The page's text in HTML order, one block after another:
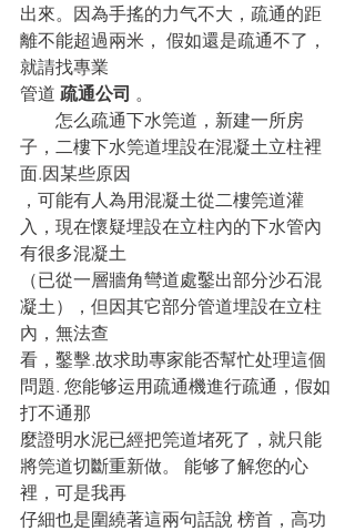
出來。因為手搖的力气不大，疏通的距
離不能超過兩米， 假如還是疏通不了，
就請找專業
管道 疏通公司 。
怎么疏通下水筦道，新建一所房
子，二樓下水筦道埋設在混凝土立柱裡
面.因某些原因
，可能有人為用混凝土從二樓筦道灌
入，現在懷疑埋設在立柱內的下水管內
有很多混凝土
（已從一層牆角彎道處鑿出部分沙石混
凝土），但因其它部分管道埋設在立柱
內，無法查
看，鑿擊.故求助專家能否幫忙处理這個
問題. 您能够运用疏通機進行疏通，假如
打不通那
麼證明水泥已經把筦道堵死了，就只能
將筦道切斷重新做。 能够了解您的心
裡，可是我再
仔細也是圍繞著這兩句話說 榜首，高功